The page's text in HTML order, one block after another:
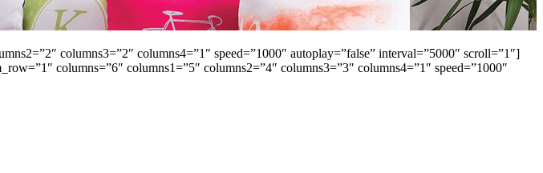
columns3=”2″ columns4=”1″ speed=”1000″ autoplay=”false” interval=”5000″ scroll=”1″]
columns=”6″ columns1=”5″ columns2=”4″ columns3=”3″ columns4=”1″ speed=”1000″